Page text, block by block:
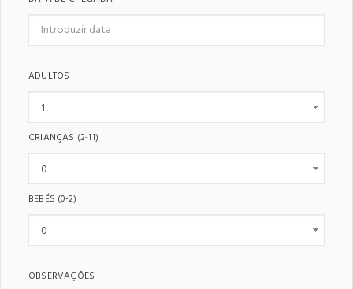
ADULTOS
CRIANÇAS (2-11)
BEBÉS (0-2)
OBSERVAÇÕES